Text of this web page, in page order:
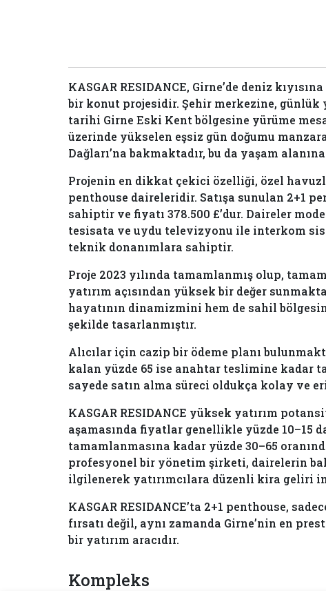
KASGAR RESIDANCE, Girne’de deniz
bir konut projesidir. Şehir merkezine,
tarihi Girne Eski Kent bölgesine yürüme
üzerinde yükselen eşsiz gün doğumu
Dağları’na bakmaktadır, bu da yaşam
Projenin en dikkat çekici özelliği, özel
penthouse daireleridir. Satışa sunulan 2+1
sahiptir ve fiyatı 378.500 £’dur. Daireler
tesisata ve uydu televizyonu ile interkom
teknik donanımlara sahiptir.
Proje 2023 yılında tamamlanmış olup,
yatırım açısından yüksek bir değer
hayatının dinamizmini hem de sahil
şekilde tasarlanmıştır.
Alıcılar için cazip bir ödeme planı
kalan yüzde 65 ise anahtar teslimine kadar
sayede satın alma süreci oldukça kolay ve
KASGAR RESIDANCE yüksek yatırım
aşamasında fiyatlar genellikle yüzde 10–15
tamamlanmasına kadar yüzde 30–65
profesyonel bir yönetim şirketi, dairelerin
ilgilenerek yatırımcılara düzenli kira geliri
KASGAR RESIDANCE’ta 2+1 penthouse,
fırsatı değil, aynı zamanda Girne’nin en
bir yatırım aracıdır.
Kompleks